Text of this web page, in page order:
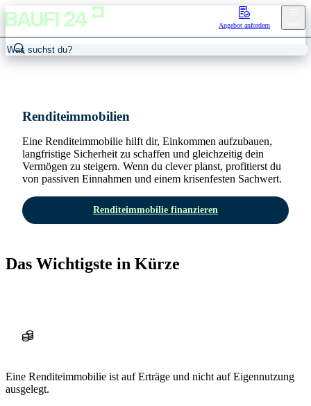
Angebot anfordern
Renditeimmobilien
Eine Renditeimmobilie hilft dir, Einkommen aufzubauen,
langfristige Sicherheit zu schaffen und gleichzeitig dein
Vermögen zu steigern. Wenn du clever planst, profitierst du
von passiven Einnahmen und einem krisenfesten Sachwert.
Renditeimmobilie finanzieren
Das Wichtigste in Kürze
Eine Renditeimmobilie ist auf Erträge und nicht auf Eigennutzung
ausgelegt.